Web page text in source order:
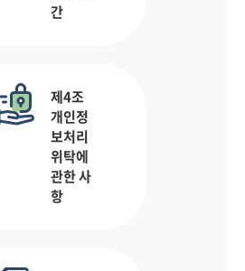
간
제4조
개인정
보처리
위탁에
관한 사
항